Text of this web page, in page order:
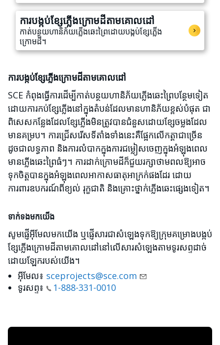
ការបង្កប់ខ្សែភ្លើងក្រោមដីតាមគោលដៅ
កាត់បន្ថយហានិភ័យភ្លើងឆេះព្រៃដោយបង្កប់ខ្សែភ្លើង
ក្រោមដី។
ការបង្កប់ខ្សែភ្លើងក្រោមដីតាមគោលដៅ
SCE កំពុងធ្វើការដើម្បីកាត់បន្ថយហានិភ័យភ្លើងឆេះព្រៃបន្ថែមទៀត
ដោយការកប់ខ្សែភ្លើងនៅក្នុងតំបន់ដែលមានហានិភ័យខ្ពស់បំផុត ជា
ពិសេសកន្លែងដែលខ្សែភ្លើងមិនត្រូវបានជំនួសដោយខ្សែចម្លងដែល
មានគម្រប។ ការជ្រើសរើសទីតាំងទាំងនេះគឺផ្អែកលើកត្តាជាច្រើន
ដូចជាលទ្ធភាព និងការលំបាកក្នុងការជម្លៀសចេញក្នុងអំឡុងពេល
មានភ្លើងឆេះព្រៃធំៗ។ ការដាក់ក្រោមដីក៏ជួយរក្សាថាមពលឱ្យអាច
ទុកចិត្តបានក្នុងអំឡុងពេលអាកាសធាតុអាក្រក់ផងដែរ ដោយ
ការពារឧបករណ៍ពីខ្យល់ រុក្ខជាតិ និងគ្រោះថ្នាក់ភ្លើងឆេះផ្សេងទៀត។
ទាក់ទងមកយើង
សូមផ្ញើអ៊ីមែលមកយើង ឬផ្ញើសារជាសំឡេងទុកឱ្យក្រុមគម្រោងបង្កប់
ខ្សែភ្លើងក្រោមដីតាមគោលដៅនៅលើសារសំឡេងតាមទូរសព្ទដាច់
ដោយឡែករបស់យើង។
អ៊ីមែល៖ sceprojects@sce.com
ទូរសព្ទ៖
1-888-331-0010